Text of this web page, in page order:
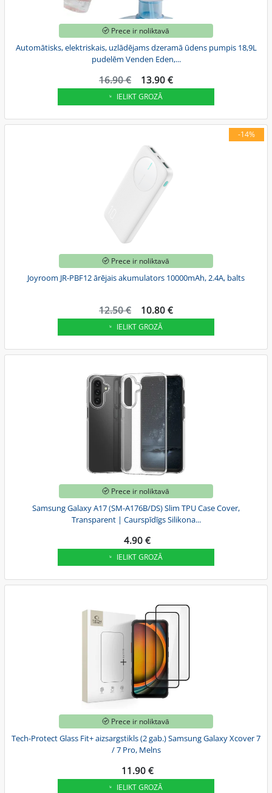
Prece ir noliktavā
Automātisks, elektriskais, uzlādējams dzeramā ūdens pumpis 18,9L
pudelēm Venden Eden,...
16.90 € 13.90 €
IELIKT GROZĀ
-14%
Prece ir noliktavā
Joyroom JR-PBF12 ārējais akumulators 10000mAh, 2.4A, balts
12.50 € 10.80 €
IELIKT GROZĀ
Prece ir noliktavā
Samsung Galaxy A17 (SM-A176B/DS) Slim TPU Case Cover,
Transparent | Caurspīdīgs Silikona...
4.90 €
IELIKT GROZĀ
Prece ir noliktavā
Tech-Protect Glass Fit+ aizsargstikls (2 gab.) Samsung Galaxy Xcover 7
/ 7 Pro, Melns
11.90 €
IELIKT GROZĀ